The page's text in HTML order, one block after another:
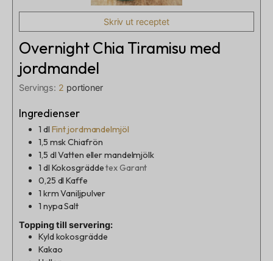
Skriv ut receptet
Overnight Chia Tiramisu med
jordmandel
Servings: 2 portioner
Ingredienser
1 dl Fint jordmandelmjöl
1,5 mskChiafrön
1,5 dlVatten eller mandelmjölk
1 dl Kokosgräddetex Garant
0,25 dl Kaffe
1 krmVaniljpulver
1 nypaSalt
Topping till servering:
Kyld kokosgrädde
Kakao